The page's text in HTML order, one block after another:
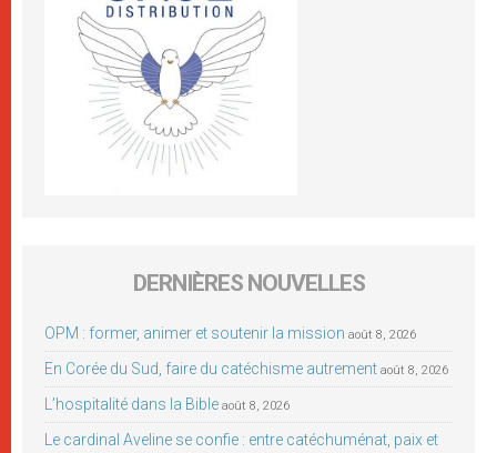
DERNIÈRES NOUVELLES
OPM : former, animer et soutenir la mission août 8, 2026
En Corée du Sud, faire du catéchisme autrement août 8, 2026
L’hospitalité dans la Bible août 8, 2026
Le cardinal Aveline se confie : entre catéchuménat, paix et